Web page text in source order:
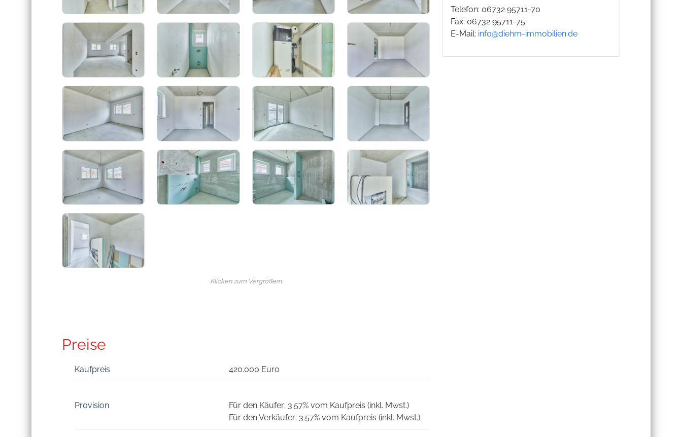
Klicken zum Vergrößern
Preise
Kaufpreis 420.000 Euro
Provision
Für den Käufer: 3.57% vom Kaufpreis (inkl. Mwst.)
Für den Verkäufer: 3.57% vom Kaufpreis (inkl. Mwst.)
Telefon: 06732 95711-70
Fax: 06732 95711-75
E-Mail: info@diehm-immobilien.de